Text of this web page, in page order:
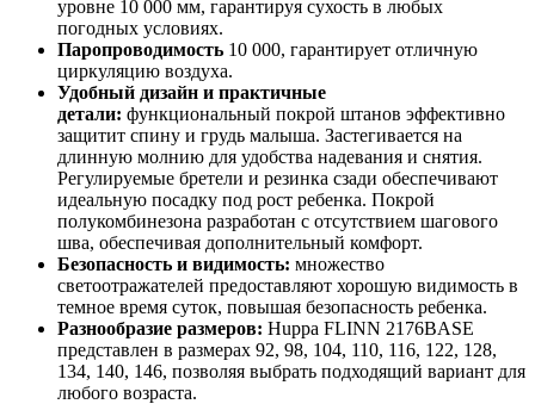
уровне 10 000 мм, гарантируя сухость в любых
погодных условиях.
Паропроводимость 10 000, гарантирует отличную
циркуляцию воздуха.
Удобный дизайн и практичные
детали: функциональный покрой штанов эффективно
защитит спину и грудь малыша. Застегивается на
длинную молнию для удобства надевания и снятия.
Регулируемые бретели и резинка сзади обеспечивают
идеальную посадку под рост ребенка. Покрой
полукомбинезона разработан с отсутствием шагового
шва, обеспечивая дополнительный комфорт.
Безопасность и видимость: множество
светоотражателей предоставляют хорошую видимость в
темное время суток, повышая безопасность ребенка.
Разнообразие размеров: Huppa FLINN 2176BASE
представлен в размерах 92, 98, 104, 110, 116, 122, 128,
134, 140, 146, позволяя выбрать подходящий вариант для
любого возраста.